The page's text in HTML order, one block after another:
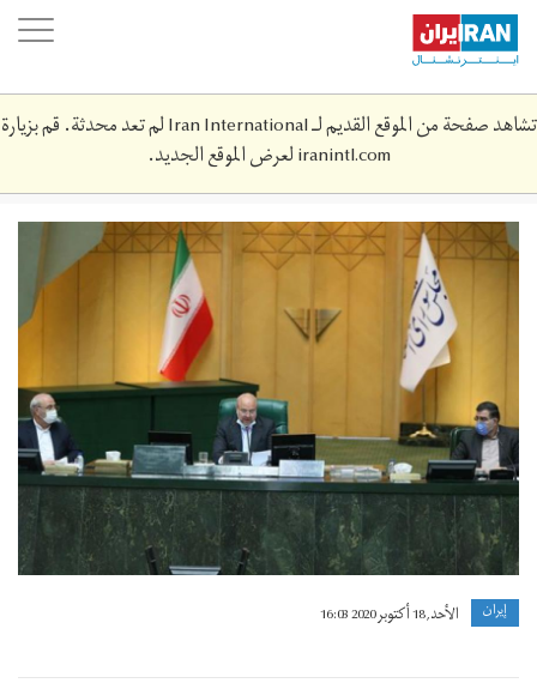
Skip
main
content
تشاهد صفحة من الموقع القديم لـ Iran International لم تعد محدثة. قم بزيارة
iranintl.comلعرض الموقع الجديد.
202010104152218272.jpg
إيران الأحد, 18 أكتوبر 2020 16:03